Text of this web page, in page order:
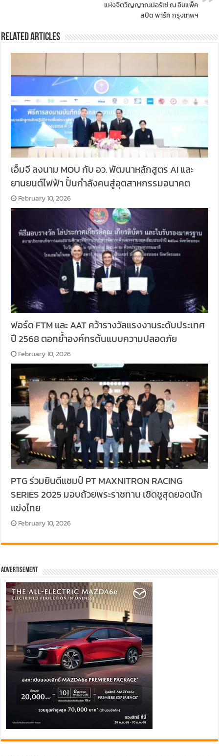
แห่งจิตวิญญาณปอร์เช่ ณ อิมแพ็ค
สปีด พาร์ค กรุงเทพฯ
Related Articles
เอ็มจี ลงนาม MOU กับ อว. พัฒนาหลักสูตร AI และ
ยานยนต์ไฟฟ้า ปั้นกำลังคนสู่อุตสาหกรรมอนาคต
February 10, 2026
ฟอร์ด FTM และ AAT คว้ารางวัลแรงงานระดับประเทศ
ปี 2568 ตอกย้ำองค์กรต้นแบบความปลอดภัย
February 10, 2026
PTG ร่วมยินดีแชมป์ PT MAXNITRON RACING
SERIES 2025 มอบถ้วยพระราชทาน เชิดชูสุดยอดนัก
แข่งไทย
February 10, 2026
Advertisement